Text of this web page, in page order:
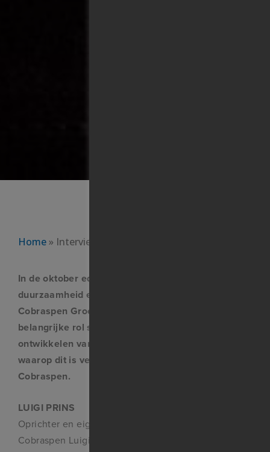
Home» Interview met Luigi Prins in Shell Venster
In de oktober editie van Shell Venster over
duurzaamheid een interview met Luigi Prins van de
Cobraspen Groep. Hoe duurzaamheid een
belangrijke rol speelt bij het behouden en
ontwikkelen van industieel erfgoed en de manier
waarop dit is verweven in de werkwijze van
Cobraspen.
LUIGI PRINS
Oprichter en eigenaar van vastgoedbedrijf
Cobraspen Luigi Prins richt zich op het behouden